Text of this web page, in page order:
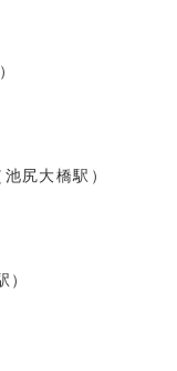
尻大橋駅）